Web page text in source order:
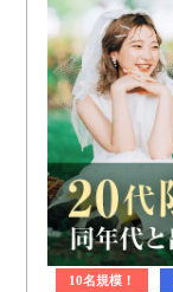
10名規模！